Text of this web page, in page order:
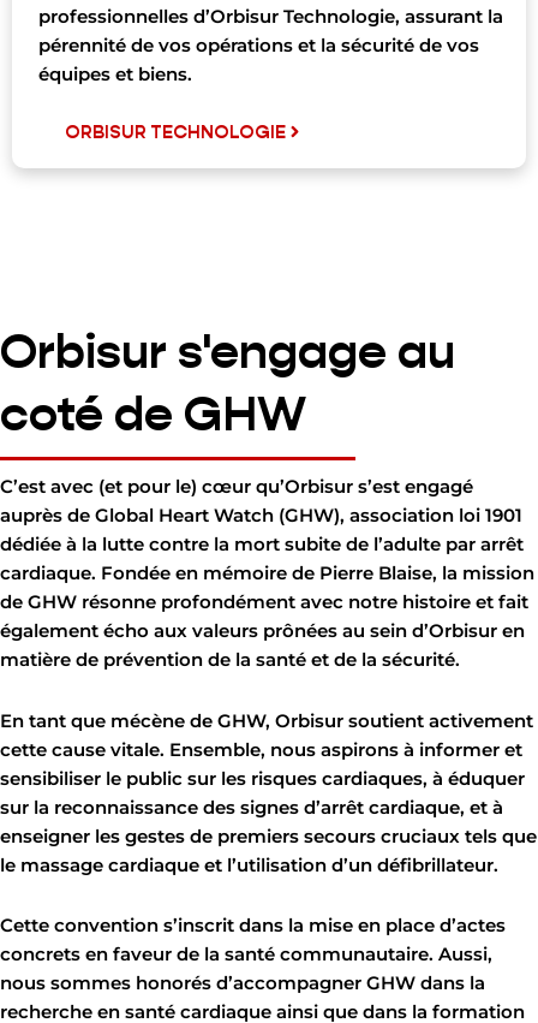
professionnelles d’Orbisur Technologie, assurant la
pérennité de vos opérations et la sécurité de vos
équipes et biens.
ORBISUR TECHNOLOGIE
Orbisur s'engage au
coté de GHW
C’est avec (et pour le) cœur qu’Orbisur s’est engagé
auprès de Global Heart Watch (GHW), association loi 1901
dédiée à la lutte contre la mort subite de l’adulte par arrêt
cardiaque. Fondée en mémoire de Pierre Blaise, la mission
de GHW résonne profondément avec notre histoire et fait
également écho aux valeurs prônées au sein d’Orbisur en
matière de prévention de la santé et de la sécurité.
En tant que mécène de GHW, Orbisur soutient activement
cette cause vitale. Ensemble, nous aspirons à informer et
sensibiliser le public sur les risques cardiaques, à éduquer
sur la reconnaissance des signes d’arrêt cardiaque, et à
enseigner les gestes de premiers secours cruciaux tels que
le massage cardiaque et l’utilisation d’un défibrillateur.
Cette convention s’inscrit dans la mise en place d’actes
concrets en faveur de la santé communautaire. Aussi,
nous sommes honorés d’accompagner GHW dans la
recherche en santé cardiaque ainsi que dans la formation